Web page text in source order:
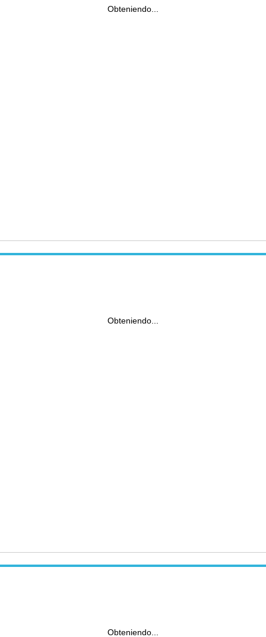
Obteniendo...
Obteniendo...
Obteniendo...